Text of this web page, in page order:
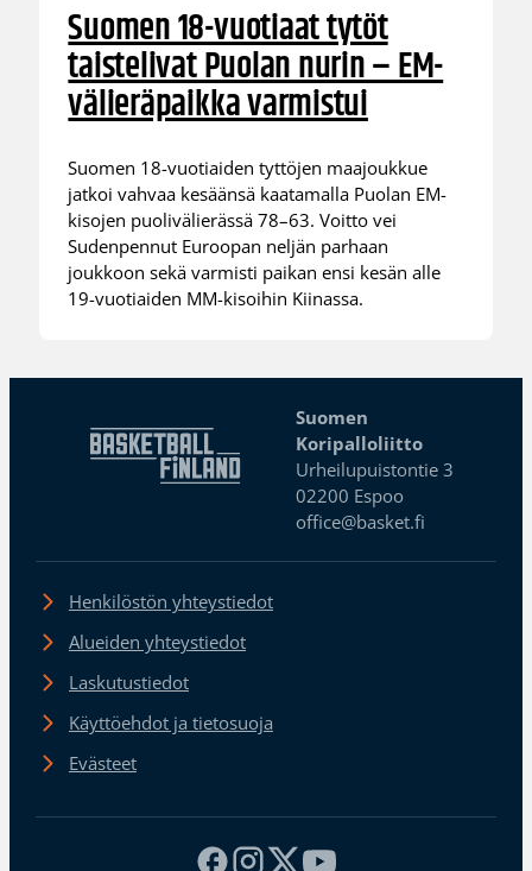
Suomen 18-vuotiaat tytöt
taistelivat Puolan nurin – EM-
välieräpaikka varmistui
Suomen 18-vuotiaiden tyttöjen maajoukkue
jatkoi vahvaa kesäänsä kaatamalla Puolan EM-
kisojen puolivälierässä 78–63. Voitto vei
Sudenpennut Euroopan neljän parhaan
joukkoon sekä varmisti paikan ensi kesän alle
19-vuotiaiden MM-kisoihin Kiinassa.
Suomen
Koripalloliitto
Urheilupuistontie 3
02200 Espoo
office@basket.fi
Henkilöstön yhteystiedot
Alueiden yhteystiedot
Laskutustiedot
Käyttöehdot ja tietosuoja
Evästeet